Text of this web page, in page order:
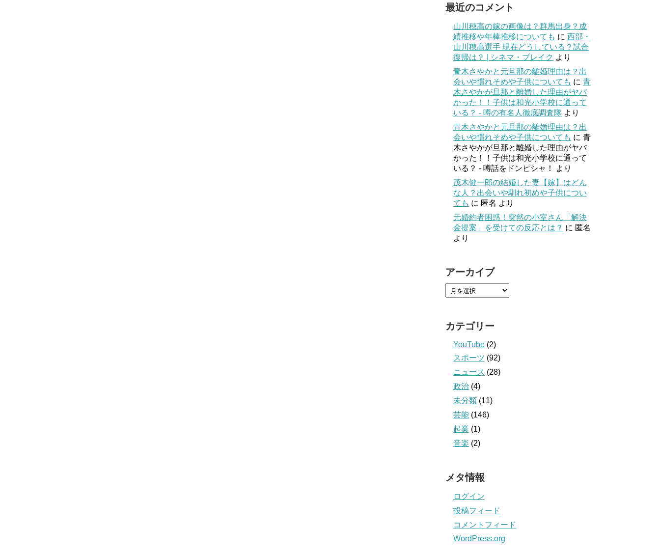
最近のコメント
山川穂高の嫁の画像は？群馬出身？成
績推移や年棒推移についても に 西部・
山川穂高選手 現在どうしている？試合
復帰は？ | シネマ・ブレイク より
青木さやかと元旦那の離婚理由は？出
会いや慣れそめや子供についても に 青
木さやかが旦那と離婚した理由がヤバ
かった！！子供は和光小学校に通って
いる？ - 噂の有名人徹底調査隊 より
青木さやかと元旦那の離婚理由は？出
会いや慣れそめや子供についても に 青
木さやかが旦那と離婚した理由がヤバ
かった！！子供は和光小学校に通って
いる？ - 噂話をドンピシャ！
より
茂木健一郎の結婚した妻【嫁】はどん
な人？出会いや馴れ初めや子供につい
ても に 匿名 より
元婚約者困惑！突然の小室さん「解決
金提案」を受けての反応とは？ に 匿名
より
アーカイブ
カテゴリー
YouTube (2)
スポーツ (92)
ニュース (28)
政治 (4)
未分類 (11)
芸能 (146)
起業 (1)
音楽 (2)
メタ情報
ログイン
投稿フィード
コメントフィード
WordPress.org